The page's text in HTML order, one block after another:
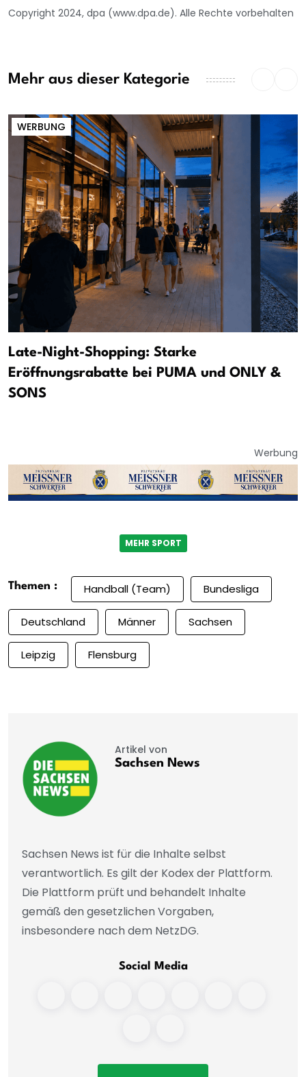
Copyright 2024, dpa (www.dpa.de). Alle Rechte vorbehalten
Mehr aus dieser Kategorie
WERBUNG
Late-Night-Shopping: Starke
Eröffnungsrabatte bei PUMA und ONLY &
SONS
Werbung
MEHR SPORT
Themen : Handball (Team) Bundesliga
Deutschland Männer Sachsen
Leipzig Flensburg
Artikel von
Sachsen News
Sachsen News ist für die Inhalte selbst
verantwortlich. Es gilt der Kodex der Plattform.
Die Plattform prüft und behandelt Inhalte
gemäß den gesetzlichen Vorgaben,
insbesondere nach dem NetzDG.
Social Media